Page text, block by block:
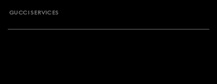
GUCCI SERVICES